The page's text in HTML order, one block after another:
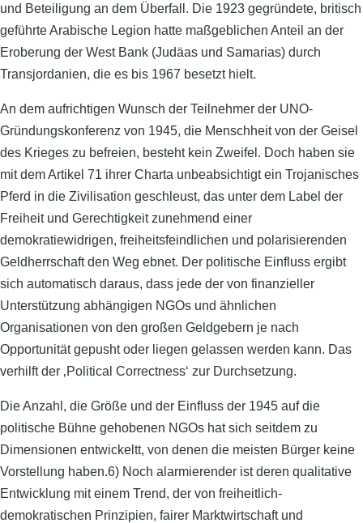
und Beteiligung an dem Überfall. Die 1923 gegründete, britisch
geführte Arabische Legion hatte maßgeblichen Anteil an der
Eroberung der West Bank (Judäas und Samarias) durch
Transjordanien, die es bis 1967 besetzt hielt.
An dem aufrichtigen Wunsch der Teilnehmer der UNO-
Gründungskonferenz von 1945, die Menschheit von der Geisel
des Krieges zu befreien, besteht kein Zweifel. Doch haben sie
mit dem Artikel 71 ihrer Charta unbeabsichtigt ein Trojanisches
Pferd in die Zivilisation geschleust, das unter dem Label der
Freiheit und Gerechtigkeit zunehmend einer
demokratiewidrigen, freiheitsfeindlichen und polarisierenden
Geldherrschaft den Weg ebnet. Der politische Einfluss ergibt
sich automatisch daraus, dass jede der von finanzieller
Unterstützung abhängigen NGOs und ähnlichen
Organisationen von den großen Geldgebern je nach
Opportunität gepusht oder liegen gelassen werden kann. Das
verhilft der ‚Political Correctness‘ zur Durchsetzung.
Die Anzahl, die Größe und der Einfluss der 1945 auf die
politische Bühne gehobenen NGOs hat sich seitdem zu
Dimensionen entwickeltt, von denen die meisten Bürger keine
Vorstellung haben.6) Noch alarmierender ist deren qualitative
Entwicklung mit einem Trend, der von freiheitlich-
demokratischen Prinzipien, fairer Marktwirtschaft und